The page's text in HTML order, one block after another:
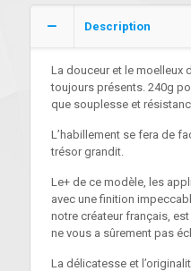
Description
La douceur et le moelleux
toujours présents. 240g
que souplesse et
L’habillement se fera de
trésor grandit.
Le+ de ce modèle, les
avec une finition
notre créateur français,
ne vous a sûrement pas
La délicatesse et